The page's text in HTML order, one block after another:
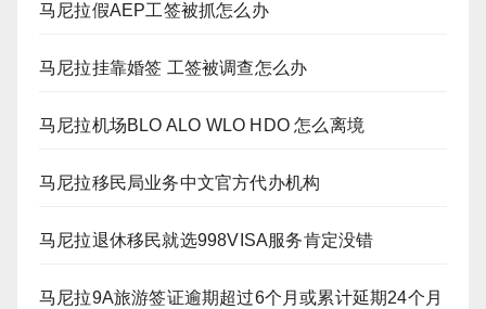
马尼拉假AEP工签被抓怎么办
马尼拉挂靠婚签 工签被调查怎么办
马尼拉机场BLO ALO WLO HDO 怎么离境
马尼拉移民局业务中文官方代办机构
马尼拉退休移民就选998VISA服务肯定没错
马尼拉9A旅游签证逾期超过6个月或累计延期24个月